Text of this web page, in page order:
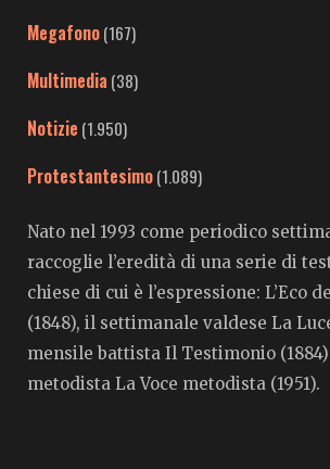
Megafono(167)
Multimedia (38)
Notizie (1.950)
Protestantesimo(1.089)
Nato nel 1993 come periodico
raccoglie l’eredità di una serie di
chiese di cui è l’espressione: L’Eco
(1848), il settimanale valdese La
mensile battista Il Testimonio
metodista La Voce metodista (1951).